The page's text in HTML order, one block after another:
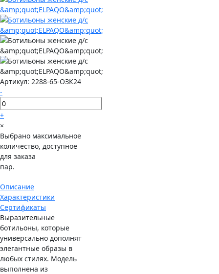
Артикул: 2288-65-ОЗК24
-
+
×
Выбрано максимальное
количество, доступное
для заказа
пар.
Описание
Характеристики
Сертификаты
Выразительные
ботильоны, которые
универсально дополнят
элегантные образы в
любых стилях. Модель
выполнена из